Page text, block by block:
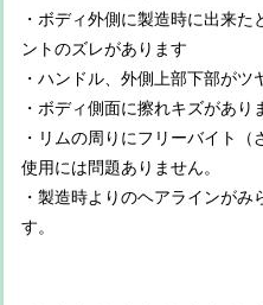
・ボディ外側に製造時に出来
ントのズレがあります
・ハンドル、外側上部下部がツ
・ボディ側面に擦れキズがあり
・リムの周りにフリーバイト
使用には問題ありません。
・製造時よりのヘアラインが
す。